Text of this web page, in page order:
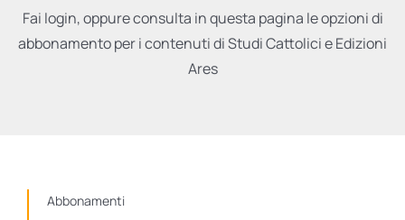
RECENSIONI
Fai login, oppure consulta in questa pagina le opzioni di
abbonamento per i contenuti di Studi Cattolici e Edizioni
Ares
Abbonamenti